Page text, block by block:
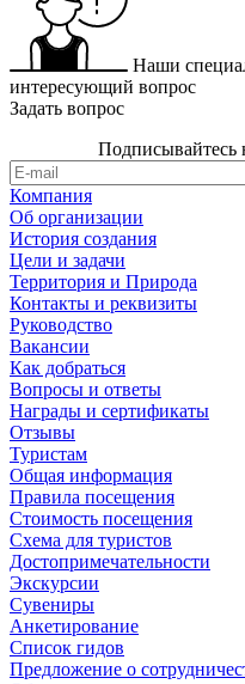
Наши
интересующий вопрос
Задать вопрос
Подписывайтесь
Компания
Об организации
История создания
Цели и задачи
Территория и Природа
Контакты и реквизиты
Руководство
Вакансии
Как добраться
Вопросы и ответы
Награды и сертификаты
Отзывы
Туристам
Общая информация
Правила посещения
Стоимость посещения
Схема для туристов
Достопримечательности
Экскурсии
Сувениры
Анкетирование
Список гидов
Предложение о